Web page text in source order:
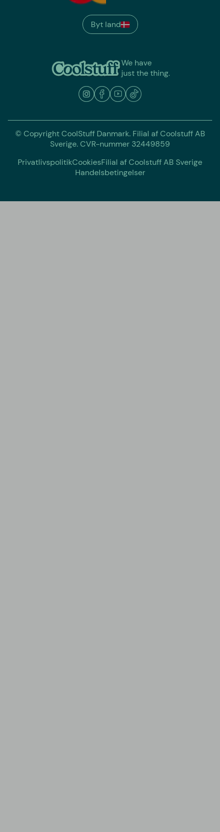
We have
just the thing.
Byt land
© Copyright CoolStuff Danmark. Filial af Coolstuff AB
Sverige. CVR-nummer 32449859
PrivatlivspolitikCookiesFilial af Coolstuff AB Sverige
Handelsbetingelser